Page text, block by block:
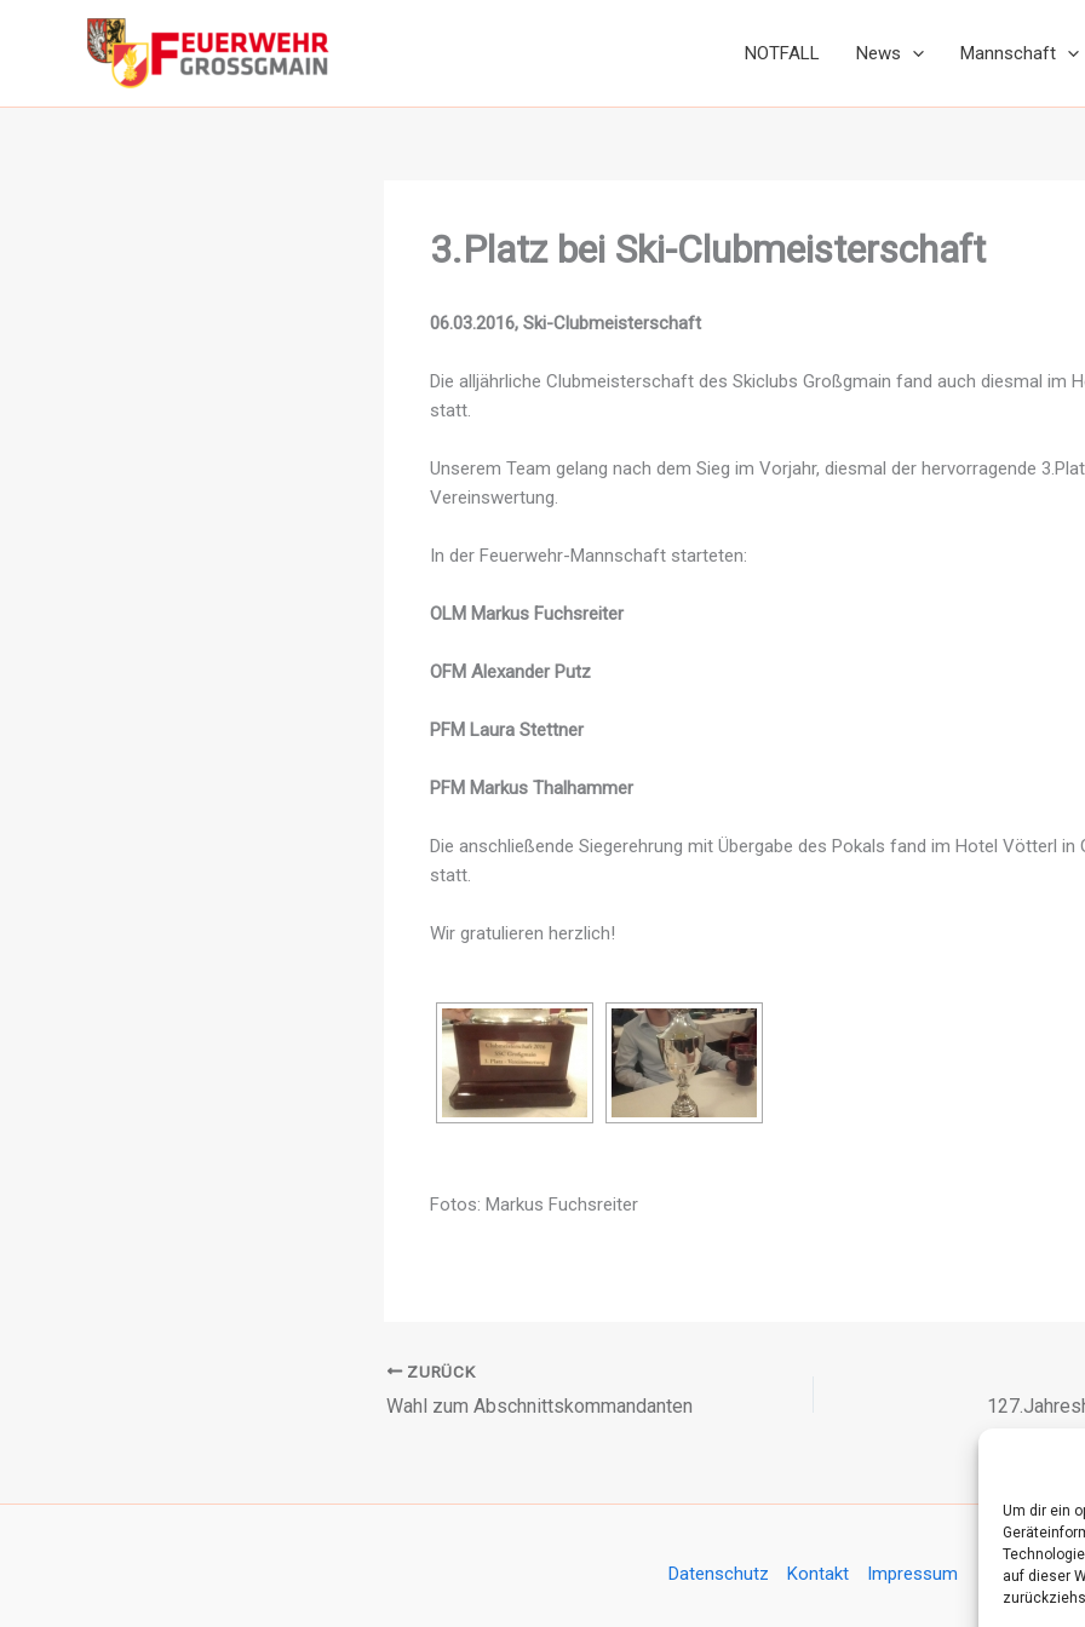
Um dir ein
auf dieser
NOTFALL News Mannschaft
3.Platz bei Ski-Clubmeisterschaft
06.03.2016, Ski-Clubmeisterschaft
Die alljährliche Clubmeisterschaft des Skiclubs Großgmain fand auch diesmal im
statt.
Unserem Team gelang nach dem Sieg im Vorjahr, diesmal der hervorragende
Vereinswertung.
In der Feuerwehr-Mannschaft starteten:
OLM Markus Fuchsreiter
OFM Alexander Putz
PFM Laura Stettner
PFM Markus Thalhammer
Die anschließende Siegerehrung mit Übergabe des Pokals fand im Hotel Vötterl in
statt.
Wir gratulieren herzlich!
Fotos: Markus Fuchsreiter
ZURÜCK
Wahl zum Abschnittskommandanten
Datenschutz Kontakt Impressum